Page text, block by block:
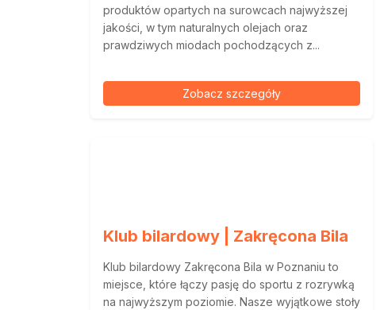
produktów opartych na surowcach najwyższej
jakości, w tym naturalnych olejach oraz
prawdziwych miodach pochodzących z...
Zobacz szczegóły
Klub bilardowy | Zakręcona Bila
Klub bilardowy Zakręcona Bila w Poznaniu to
miejsce, które łączy pasję do sportu z rozrywką
na najwyższym poziomie. Nasze wyjątkowe stoły